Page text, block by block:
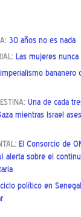
30 años no es nada
Las mujeres
bananero
Una de cada
mientras Israel
El Consorcio de
alerta sobre el
político en